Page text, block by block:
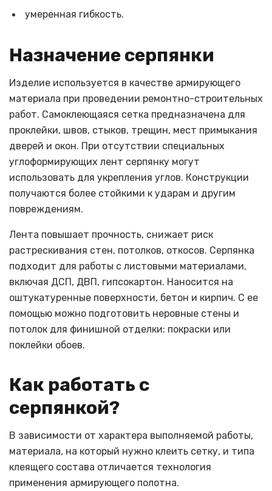
умеренная гибкость.
Назначение серпянки
Изделие используется в качестве армирующего
материала при проведении ремонтно-строительных
работ. Самоклеющаяся сетка предназначена для
проклейки, швов, стыков, трещин, мест примыкания
дверей и окон. При отсутствии специальных
углоформирующих лент серпянку могут
использовать для укрепления углов. Конструкции
получаются более стойкими к ударам и другим
повреждениям.
Лента повышает прочность, снижает риск
растрескивания стен, потолков, откосов. Серпянка
подходит для работы с листовыми материалами,
включая ДСП, ДВП, гипсокартон. Наносится на
оштукатуренные поверхности, бетон и кирпич. С ее
помощью можно подготовить неровные стены и
потолок для финишной отделки: покраски или
поклейки обоев.
Как работать с
серпянкой?
В зависимости от характера выполняемой работы,
материала, на который нужно клеить сетку, и типа
клеящего состава отличается технология
применения армирующего полотна.